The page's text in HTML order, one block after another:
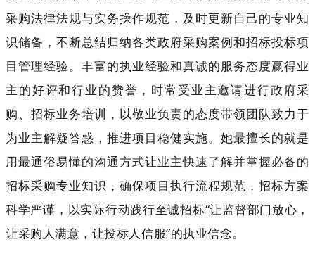
采购法律法规与实务操作规范，及时更新自己的专业知
识储备，不断总结归纳各类政府采购案例和招标投标项
目管理经验。丰富的执业经验和真诚的服务态度赢得业
主的好评和行业的赞誉，时常受业主邀请进行政府采
购、招标业务培训，以敬业负责的态度带领团队致力于
为业主解疑答惑，推进项目稳健实施。她最擅长的就是
用最通俗易懂的沟通方式让业主快速了解并掌握必备的
招标采购专业知识，确保项目执行流程规范，招标方案
科学严谨，以实际行动践行至诚招标“让监督部门放心，
让采购人满意，让投标人信服”的执业信念。